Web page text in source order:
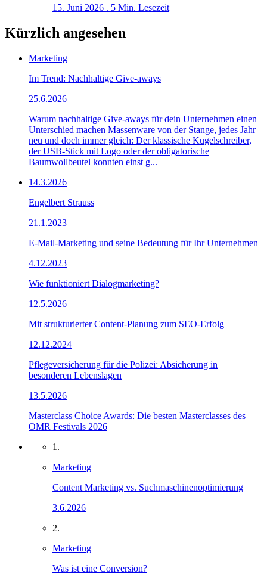
15. Juni 2026 . 5 Min. Lesezeit
Kürzlich angesehen
Marketing
Im Trend: Nachhaltige Give-aways
25.6.2026
Warum nachhaltige Give-aways für dein Unternehmen einen
Unterschied machen Massenware von der Stange, jedes Jahr
neu und doch immer gleich: Der klassische Kugelschreiber,
der USB-Stick mit Logo oder der obligatorische
Baumwollbeutel konnten einst g...
14.3.2026
Engelbert Strauss
21.1.2023
E-Mail-Marketing und seine Bedeutung für Ihr Unternehmen
4.12.2023
Wie funktioniert Dialogmarketing?
12.5.2026
Mit strukturierter Content-Planung zum SEO-Erfolg
12.12.2024
Pflegeversicherung für die Polizei: Absicherung in
besonderen Lebenslagen
13.5.2026
Masterclass Choice Awards: Die besten Masterclasses des
OMR Festivals 2026
1.
Marketing
Content Marketing vs. Suchmaschinenoptimierung
3.6.2026
2.
Marketing
Was ist eine Conversion?